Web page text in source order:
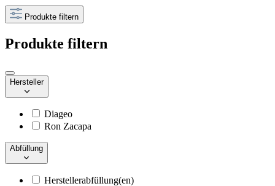
Produkte filtern
Produkte filtern
Hersteller
Diageo
Ron Zacapa
Abfüllung
Herstellerabfüllung(en)